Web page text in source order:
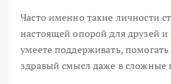
Часто именно такие личности
настоящей опорой для друзей
умеете поддерживать, помогать
здравый смысл даже в сложные